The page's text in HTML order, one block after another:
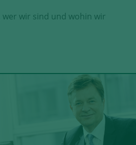
wir sind und wohin wir